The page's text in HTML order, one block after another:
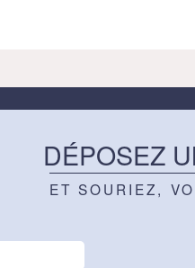
DÉPOSEZ
ET SOURIEZ,